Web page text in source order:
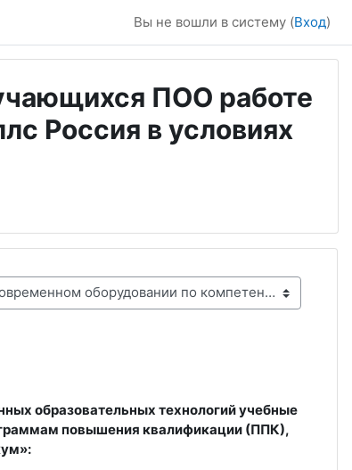
Вы не вошли в систему (Вход)
ПОО работе
Россия в условиях
образовательных технологий учебные
повышения квалификации (ППК),